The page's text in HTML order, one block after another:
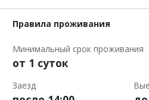
Правила проживания
Минимальный срок проживания
от 1 суток
Заезд